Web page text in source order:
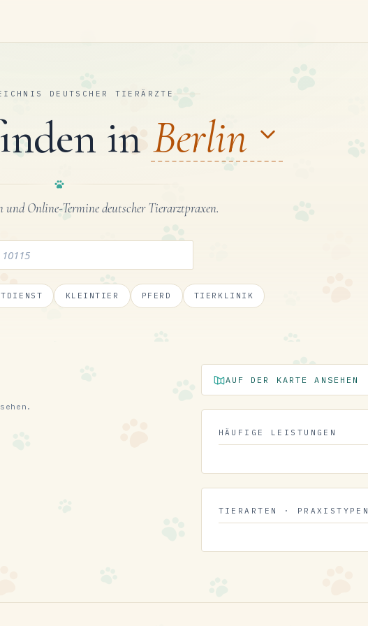
DEUTSCHER TIERÄRZTE
in Berlin
und Online-Termine deutscher Tierarztpraxen.
KLEINTIER PFERD TIERKLINIK
AUF DER KARTE ANSEHEN
HÄUFIGE LEISTUNGEN
TIERARTEN · PRAXISTYPEN